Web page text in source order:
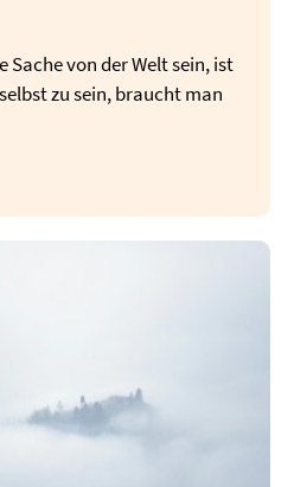
Sache von der Welt sein, ist
zu sein, braucht man